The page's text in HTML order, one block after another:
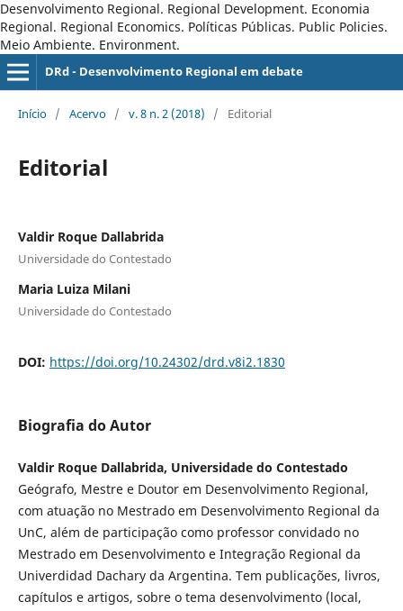
Desenvolvimento Regional. Regional Development. Economia
Regional. Regional Economics. Políticas Públicas. Public Policies.
Meio Ambiente. Environment.
DRd - Desenvolvimento Regional em debate
Início / Acervo / v. 8 n. 2 (2018) / Editorial
Editorial
Valdir Roque Dallabrida
Universidade do Contestado
Maria Luiza Milani
Universidade do Contestado
DOI: https://doi.org/10.24302/drd.v8i2.1830
Biografia do Autor
Valdir Roque Dallabrida, Universidade do Contestado
Geógrafo, Mestre e Doutor em Desenvolvimento Regional,
com atuação no Mestrado em Desenvolvimento Regional da
UnC, além de participação como professor convidado no
Mestrado em Desenvolvimento e Integração Regional da
Univerdidad Dachary da Argentina. Tem publicações, livros,
capítulos e artigos, sobre o tema desenvolvimento (local,